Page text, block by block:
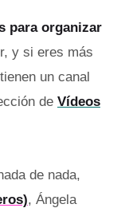
para organizar
y si eres más
un canal
de Vídeos
de nada,
, Ángela